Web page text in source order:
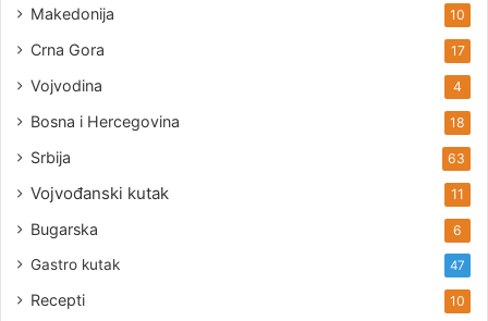
Makedonija 10
Crna Gora 17
Vojvodina 4
Bosna i Hercegovina 18
Srbija 63
Vojvođanski kutak 11
Bugarska 6
Gastro kutak 47
Recepti 10